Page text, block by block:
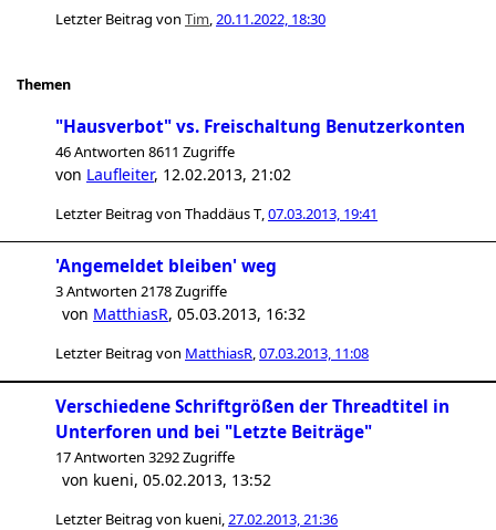
Letzter Beitrag von Tim,20.11.2022, 18:30
Themen
"Hausverbot" vs. Freischaltung Benutzerkonten
46 Antworten 8611 Zugriffe
von Laufleiter, 12.02.2013, 21:02
Letzter Beitrag von Thaddäus T,07.03.2013, 19:41
'Angemeldet bleiben' weg
3 Antworten 2178 Zugriffe
von MatthiasR, 05.03.2013, 16:32
Letzter Beitrag von MatthiasR,07.03.2013, 11:08
Verschiedene Schriftgrößen der Threadtitel in
Unterforen und bei "Letzte Beiträge"
17 Antworten 3292 Zugriffe
von kueni, 05.02.2013, 13:52
Letzter Beitrag von kueni,27.02.2013, 21:36